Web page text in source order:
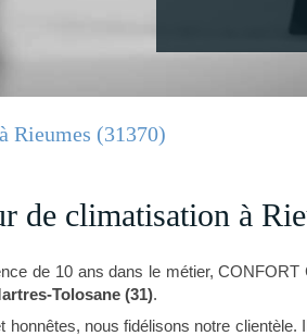
Rieumes (31370)
de climatisation à
de 10 ans dans le métier,
Tolosane (31).
honnêtes, nous fidélisons notre